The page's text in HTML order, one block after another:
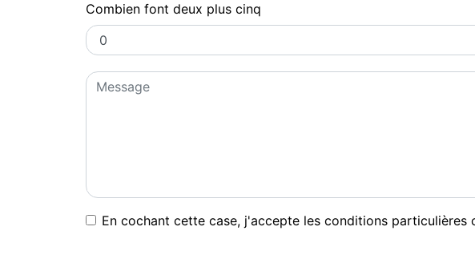
Combien font deux plus cinq
En cochant cette case, j'accepte les conditions particulières